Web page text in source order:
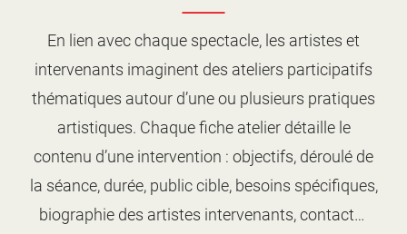
Qui sommes-nous ?
Notre réseau
Le jeune public
Les artistes
Monter un projet d'action
culturelle
Présentation des ateliers
Le calendrier
Les spectacles
Les Étincelles
Nos ressources
Supports de promotion et
d'information
Fonds musical JM France
En lien avec chaque spectacle, les artistes et
intervenants imaginent des ateliers participatifs
thématiques autour d’une ou plusieurs pratiques
artistiques. Chaque fiche atelier détaille le
contenu d’une intervention : objectifs, déroulé de
la séance, durée, public cible, besoins spécifiques,
biographie des artistes intervenants, contact…